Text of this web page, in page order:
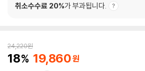
취소수수료 20%가 부과됩니다.
24,220원
18 19,860